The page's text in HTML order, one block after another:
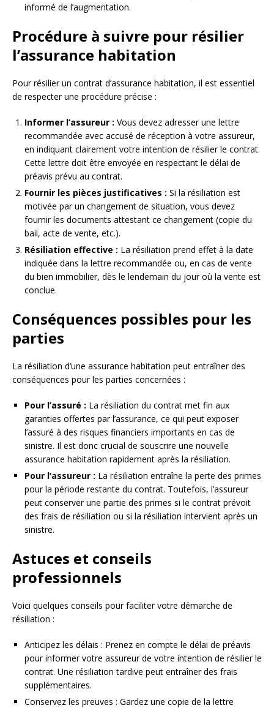
informé de l’augmentation.
Procédure à suivre pour résilier
l’assurance habitation
Pour résilier un contrat d’assurance habitation, il est essentiel
de respecter une procédure précise :
Informer l’assureur : Vous devez adresser une lettre
recommandée avec accusé de réception à votre assureur,
en indiquant clairement votre intention de résilier le contrat.
Cette lettre doit être envoyée en respectant le délai de
préavis prévu au contrat.
Fournir les pièces justificatives : Si la résiliation est
motivée par un changement de situation, vous devez
fournir les documents attestant ce changement (copie du
bail, acte de vente, etc.).
Résiliation effective : La résiliation prend effet à la date
indiquée dans la lettre recommandée ou, en cas de vente
du bien immobilier, dès le lendemain du jour où la vente est
conclue.
Conséquences possibles pour les
parties
La résiliation d’une assurance habitation peut entraîner des
conséquences pour les parties concernées :
Pour l’assuré : La résiliation du contrat met fin aux
garanties offertes par l’assurance, ce qui peut exposer
l’assuré à des risques financiers importants en cas de
sinistre. Il est donc crucial de souscrire une nouvelle
assurance habitation rapidement après la résiliation.
Pour l’assureur : La résiliation entraîne la perte des primes
pour la période restante du contrat. Toutefois, l’assureur
peut conserver une partie des primes si le contrat prévoit
des frais de résiliation ou si la résiliation intervient après un
sinistre.
Astuces et conseils
professionnels
Voici quelques conseils pour faciliter votre démarche de
résiliation :
Anticipez les délais : Prenez en compte le délai de préavis
pour informer votre assureur de votre intention de résilier le
contrat. Une résiliation tardive peut entraîner des frais
supplémentaires.
Conservez les preuves : Gardez une copie de la lettre